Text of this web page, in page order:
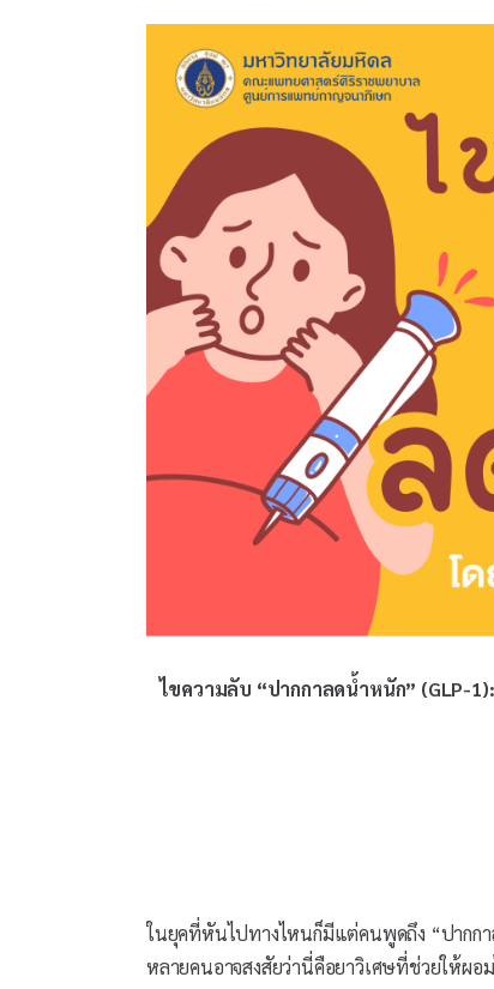
ไขความลับ “ปากกาลดน้ำหนัก” (GLP-
ในยุคที่หันไปทางไหนก็มีแต่คนพูดถึง “ปากก
หลายคนอาจสงสัยว่านี่คือยาวิเศษที่ช่วยให้ผอ